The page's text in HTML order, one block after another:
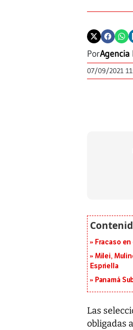
PorAgencia
07/09/2021
Fracaso
Milei,
Espriella
Panamá
Las
obligadas